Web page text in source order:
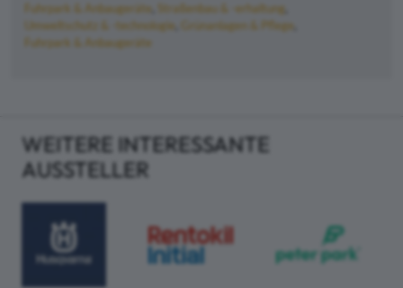
Fuhrpark & Anbaugeräte
Straßenbau & -erhaltung
Umweltschutz & -technologie
Grünanlagen & Pflege
Fuhrpark & Anbaugeräte
WEITERE INTERESSANTE
AUSSTELLER